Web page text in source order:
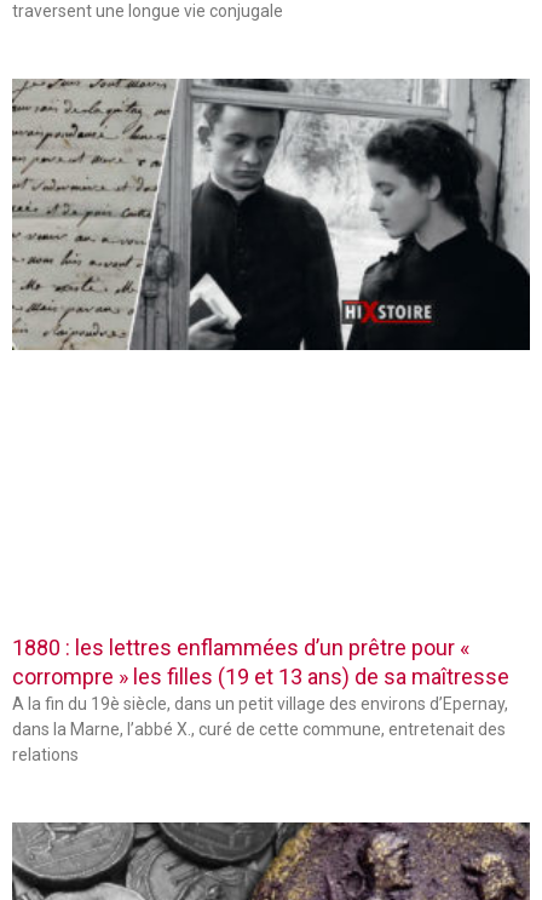
traversent une longue vie conjugale
1880 : les lettres enflammées d’un prêtre pour «
corrompre » les filles (19 et 13 ans) de sa maîtresse
A la fin du 19è siècle, dans un petit village des environs d’Epernay,
dans la Marne, l’abbé X., curé de cette commune, entretenait des
relations